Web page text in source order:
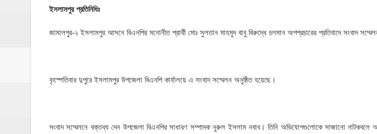
ইসলামপুর প্রতিনিধিঃ
জামালপুর-২ ইসলামপুর আসনে বিএনপির মনোনীত প্রার্থী মোঃ সুলতান মাহমুদ বাবু বিরুদ্ধে চলমান অপপ্রচারের প্রতিবাদে সংবাদ
বৃহস্পতিবার দুপুরে ইসলামপুর উপজেলা বিএনপি কার্যালয়ে এ সংবাদ সম্মেলন অনুষ্ঠিত হয়েছে।
সংবাদ সম্মেলনে বক্তব্য দেন উপজেলা বিএনপির সাধারণ সম্পাদক নুরুল ইসলাম নবাব। তিনি অভিযোগগুলোকে সাজানো নাটকবলে